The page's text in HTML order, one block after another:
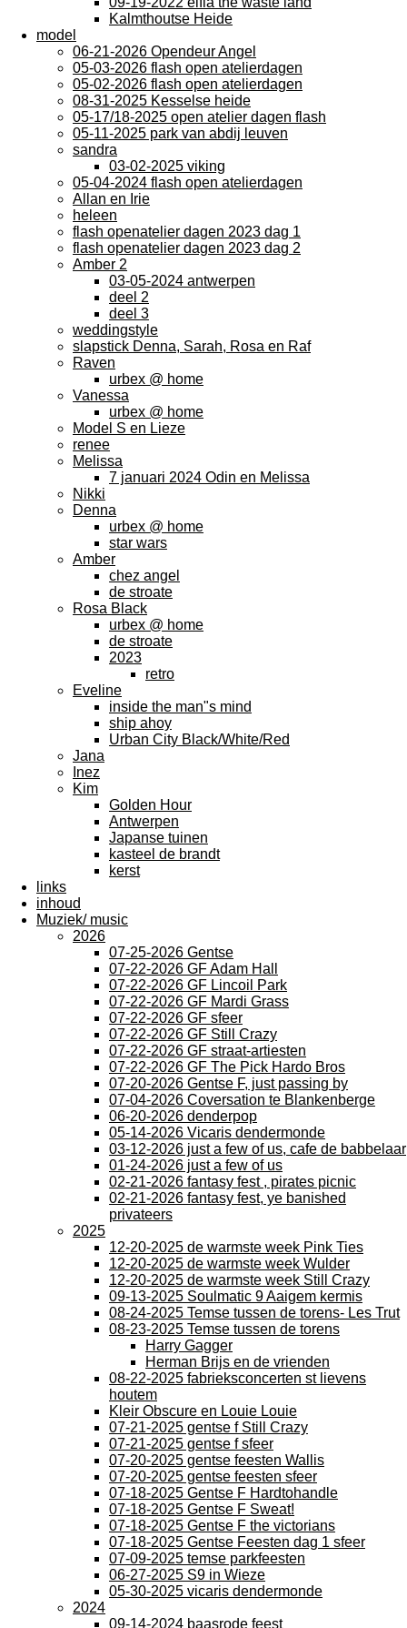
Kalmthoutse Heide
model
06-21-2026 Opendeur Angel
05-03-2026 flash open atelierdagen
05-02-2026 flash open atelierdagen
08-31-2025 Kesselse heide
05-17/18-2025 open atelier dagen flash
05-11-2025 park van abdij leuven
sandra
03-02-2025 viking
05-04-2024 flash open atelierdagen
Allan en Irie
heleen
flash openatelier dagen 2023 dag 1
flash openatelier dagen 2023 dag 2
Amber 2
03-05-2024 antwerpen
deel 2
deel 3
weddingstyle
slapstick Denna, Sarah, Rosa en Raf
Raven
urbex @ home
Vanessa
urbex @ home
Model S en Lieze
renee
Melissa
7 januari 2024 Odin en Melissa
Nikki
Denna
urbex @ home
star wars
Amber
chez angel
de stroate
Rosa Black
urbex @ home
de stroate
2023
retro
Eveline
inside the man"s mind
ship ahoy
Urban City Black/White/Red
Jana
Inez
Kim
Golden Hour
Antwerpen
Japanse tuinen
kasteel de brandt
kerst
links
inhoud
Muziek/ music
2026
07-25-2026 Gentse
07-22-2026 GF Adam Hall
07-22-2026 GF Lincoil Park
07-22-2026 GF Mardi Grass
07-22-2026 GF sfeer
07-22-2026 GF Still Crazy
07-22-2026 GF straat-artiesten
07-22-2026 GF The Pick Hardo Bros
07-20-2026 Gentse F, just passing by
07-04-2026 Coversation te Blankenberge
06-20-2026 denderpop
05-14-2026 Vicaris dendermonde
03-12-2026 just a few of us, cafe de babbelaar
01-24-2026 just a few of us
02-21-2026 fantasy fest , pirates picnic
02-21-2026 fantasy fest, ye banished
privateers
2025
12-20-2025 de warmste week Pink Ties
12-20-2025 de warmste week Wulder
12-20-2025 de warmste week Still Crazy
09-13-2025 Soulmatic 9 Aaigem kermis
08-24-2025 Temse tussen de torens- Les Trut
08-23-2025 Temse tussen de torens
Harry Gagger
Herman Brijs en de vrienden
08-22-2025 fabrieksconcerten st lievens
houtem
Kleir Obscure en Louie Louie
07-21-2025 gentse f Still Crazy
07-21-2025 gentse f sfeer
07-20-2025 gentse feesten Wallis
07-20-2025 gentse feesten sfeer
07-18-2025 Gentse F Hardtohandle
07-18-2025 Gentse F Sweat!
07-18-2025 Gentse F the victorians
07-18-2025 Gentse Feesten dag 1 sfeer
07-09-2025 temse parkfeesten
06-27-2025 S9 in Wieze
05-30-2025 vicaris dendermonde
2024
09-14-2024 baasrode feest